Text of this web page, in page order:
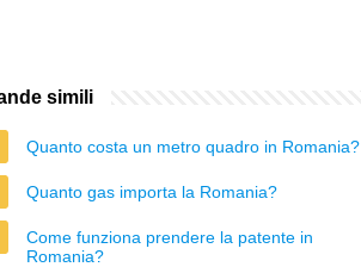
simili
Quanto costa un metro quadro in Romania?
Quanto gas importa la Romania?
Come funziona prendere la patente in
Romania?